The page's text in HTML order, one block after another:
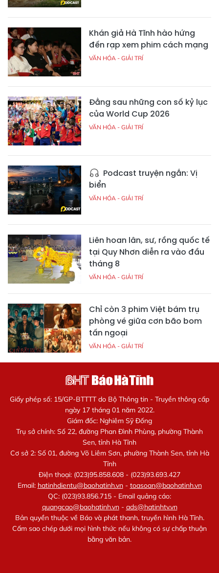
Khán giả Hà Tĩnh hào hứng
đến rạp xem phim cách mạng
VĂN HÓA - GIẢI TRÍ
Đằng sau những con số kỷ lục
của World Cup 2026
VĂN HÓA - GIẢI TRÍ
Podcast truyện ngắn: Vị
biển
VĂN HÓA - GIẢI TRÍ
Liên hoan lân, sư, rồng quốc tế
tại Quy Nhơn diễn ra vào đầu
tháng 8
VĂN HÓA - GIẢI TRÍ
Chỉ còn 3 phim Việt bám trụ
phòng vé giữa cơn bão bom
tấn ngoại
VĂN HÓA - GIẢI TRÍ
Giấy phép số: 15/GP-BTTTT do Bộ Thông tin - Truyền thông cấp
ngày 17 tháng 01 năm 2022.
Giám đốc: Nghiêm Sỹ Đống
Trụ sở chính: Số 22, đường Phan Đình Phùng, phường Thành
Sen, tỉnh Hà Tĩnh
Cơ sở 2: Số 01, đường Võ Liêm Sơn, phường Thành Sen, tỉnh Hà
Tĩnh
Điện thoại: (023)95.858.608 - (023)93.693.427
Email: hatinhdientu@baohatinh.vn- toasoan@baohatinh.vn
QC: (023)93.856.715 - Email quảng cáo:
quangcao@baohatinh.vn- ads@hatinhtv.vn
Bản quyền thuộc về Báo và phát thanh, truyền hình Hà Tĩnh.
Cấm sao chép dưới mọi hình thức nếu không có sự chấp thuận
bằng văn bản.